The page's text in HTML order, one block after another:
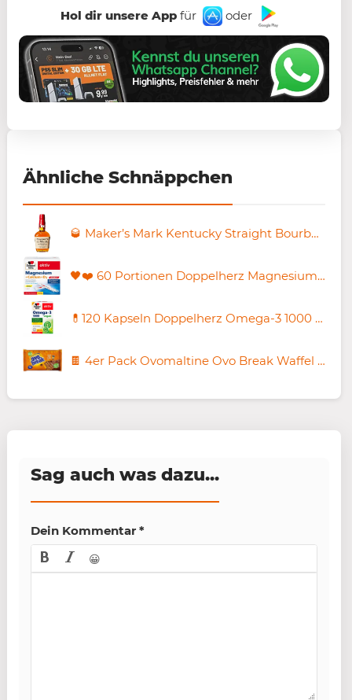
Hol dir unsere Appfür oder
Ähnliche Schnäppchen
🥃 Maker’s Mark Kentucky Straight Bourbon Whisky ab 19,76€ (statt 26€)
🖤❤️ 60 Portionen Doppelherz Magnesium + Calcium + D3 DIRECT für 11,11€ (statt 13€)
💊120 Kapseln Doppelherz Omega-3 1000 (vegan) ab 8,83€ (statt 15€)
🍫 4er Pack Ovomaltine Ovo Break Waffel & Schoko-Riegel ab 4,11€ (statt 6€)
Sag auch was dazu...
Dein Kommentar *
😀